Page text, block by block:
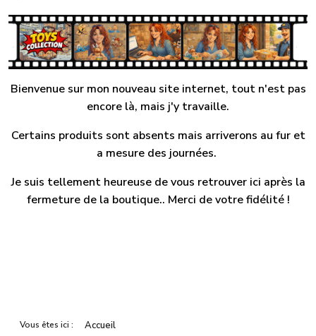
Bienvenue sur mon nouveau site internet, tout n'est pas
encore là, mais j'y travaille.
Certains produits sont absents mais arriverons au fur et
a mesure des journées.
Je suis tellement heureuse de vous retrouver ici après la
fermeture de la boutique.. Merci de votre fidélité !
Vous êtes ici : Accueil